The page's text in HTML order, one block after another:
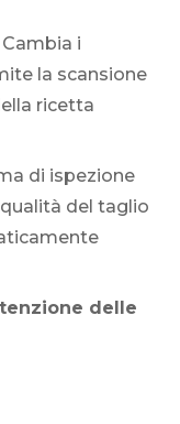
Cambia i
la scansione
ricetta
di ispezione
del taglio
delle